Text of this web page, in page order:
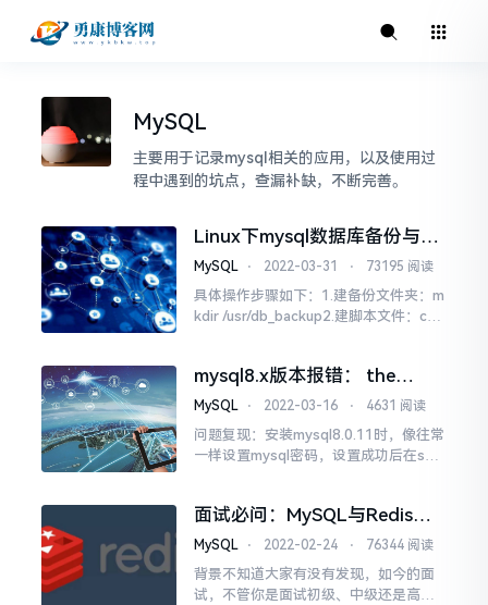
MySQL
主要用于记录mysql相关的应用，以及使用过
程中遇到的坑点，查漏补缺，不断完善。
Linux下mysql数据库备份与恢
复
MySQL ⋅ 2022-03-31 ⋅ 73195 阅读
具体操作步骤如下：1.建备份文件夹：m
kdir /usr/db_backup2.建脚本文件：cd /
mysql8.x版本报错： the
server requested
unknown to the client
MySQL ⋅ 2022-03-16 ⋅ 4631 阅读
问题复现：安装mysql8.0.11时，像往常
一样设置mysql密码，设置成功后在shel
但在phpmyadmin或其他网页方式操作
连接，均提示无法连接，具体报错信息
面试必问：MySQL与Redis数
据一致性如何保证？
MySQL ⋅ 2022-02-24 ⋅ 76344 阅读
背景不知道大家有没有发现，如今的面
试，不管你是面试初级、中级还是高